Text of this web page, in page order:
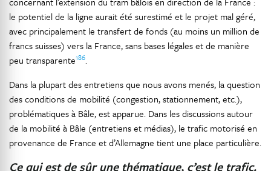
le potentiel de la ligne aurait été surestimé et le projet mal géré,
avec principalement le transfert de fonds (au moins un million de
francs suisses) vers la France, sans bases légales et de manière
peu transparente186.
Dans la plupart des entretiens que nous avons menés, la question
des conditions de mobilité (congestion, stationnement, etc.),
problématiques à Bâle, est apparue. Dans les discussions autour
de la mobilité à Bâle (entretiens et médias), le trafic motorisé en
provenance de France et d’Allemagne tient une place particulière.
Ce qui est de sûr une thématique, c’est le trafic.